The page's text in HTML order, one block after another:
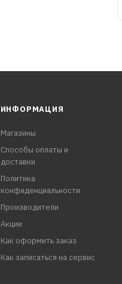
ИНФОРМАЦИЯ
Магазины
Способы оплаты и
доставки
Политика
конфиденциальности
Производители
Акции
Как оформить заказ
Как записаться на сервис